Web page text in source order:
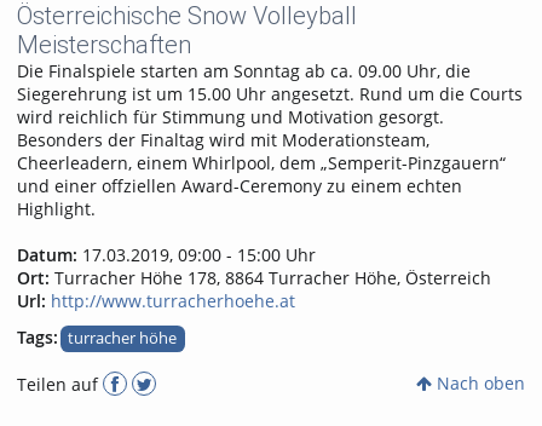
Österreichische Snow Volleyball
Meisterschaften
Die Finalspiele starten am Sonntag ab ca. 09.00 Uhr, die
Siegerehrung ist um 15.00 Uhr angesetzt. Rund um die Courts
wird reichlich für Stimmung und Motivation gesorgt.
Besonders der Finaltag wird mit Moderationsteam,
Cheerleadern, einem Whirlpool, dem „Semperit-Pinzgauern“
und einer offziellen Award-Ceremony zu einem echten
Highlight.
Datum: 17.03.2019, 09:00 - 15:00 Uhr
Ort: Turracher Höhe 178, 8864 Turracher Höhe, Österreich
Url: http://www.turracherhoehe.at
Tags: turracher höhe
Teilen auf Nach oben